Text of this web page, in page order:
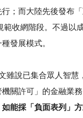
；而大陸先後發布
收網階段。不過
發展模式。
說已集合眾人智
關許可」的金融業
如能採「負面表列」